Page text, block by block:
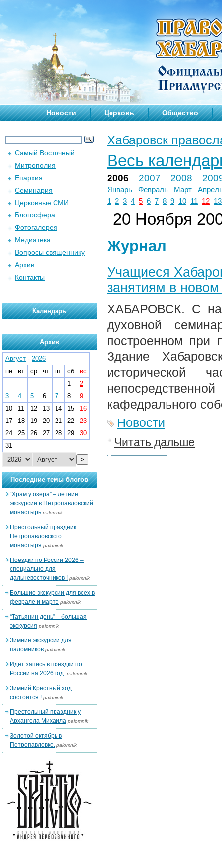
Новости Церковь Общество
Хабаровск
Весь
2006 2007 2008
Январь Февраль Март
1
2 3 4 5 6 7 8 9 10 11 12 13
20 Ноября
Журнал
Учащиеся
занятиям в новом
ХАБАРОВСК. С
духовной
построенном при
Здание
кафедрального
Новости
Читать дальше
Самый Восточный
Митрополия
Епархия
Семинария
Церковные СМИ
Блогосфера
Фотогалерея
Медиатека
Вопросы священнику
Архив
Контакты
Календарь
Архив
Август - 2026
пн
вт ср чт пт сб
вс
1
2
3
4 5 6 7 8
9
10
11 12 13 14 15
16
17
18 19 20 21 22
23
24
25 26 27 28 29
30
31
>
Последние темы блогов
“Храм у озера” – летние
экскурсии в Петропавловский
монастырь palomnik
Престольный праздник
Петропавловского
монастыря palomnik
Поездки по России 2026 –
специально для
дальневосточников ! palomnik
Большие экскурсии для всех в
феврале и марте palomnik
“Татьянин день” – большая
экскурсия palomnik
Зимние экскурсии для
паломников palomnik
Идет запись в поездки по
России на 2026 год. palomnik
Зимний Крестный ход
состоится ! palomnik
Престольный праздник у
Архангела Михаила palomnik
Золотой октябрь в
Петропавловке. palomnik